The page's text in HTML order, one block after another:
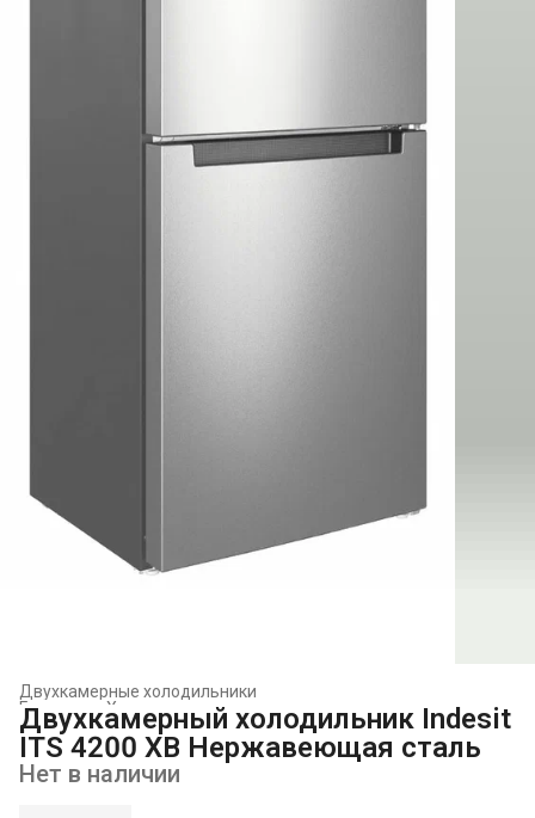
Двухкамерные холодильники
Холодильники и морозильники
Главная ›
Двухкамерный холодильник Indesit
ITS 4200 XB Нержавеющая сталь
Нет в наличии